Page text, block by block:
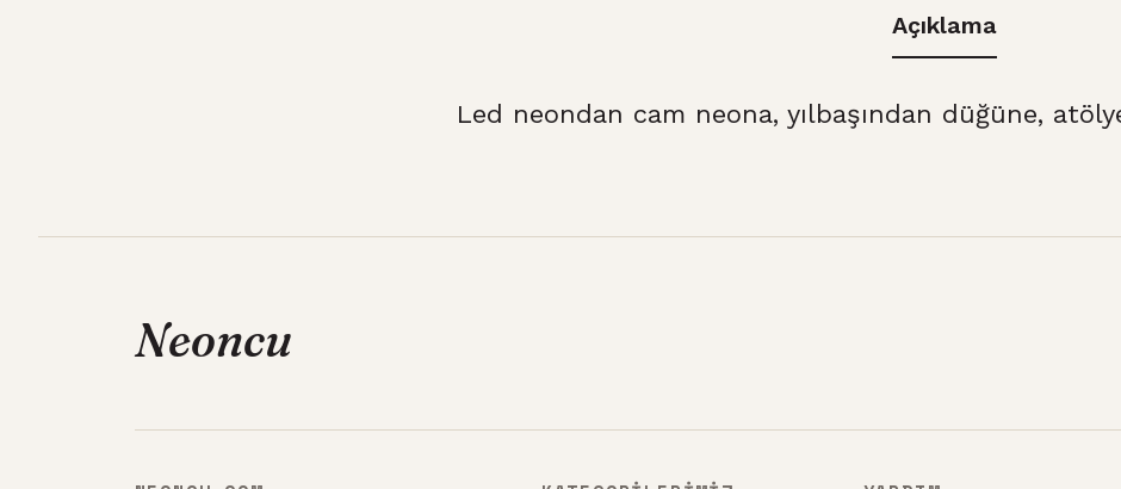
Açıklama
Led neondan cam neona, yılbaşından düğüne,
Neoncu